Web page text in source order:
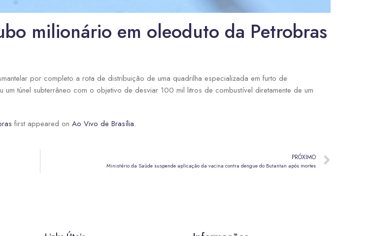
milionário em oleoduto da Petrobras
por completo a rota de distribuição de uma quadrilha especializada em furto de
túnel subterrâneo com o objetivo de desviar 100 mil litros de combustível diretamente de um
first appeared on Ao Vivo de Brasília.
PRÓXIMO
Ministério da Saúde suspende aplicação da vacina contra dengue do Butantan após mortes